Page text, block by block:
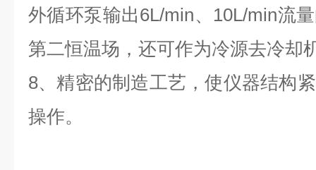
外循环泵输出6L/min、10L/min流
第二恒温场，还可作为冷源去冷却
8、精密的制造工艺，使仪器结构
操作。